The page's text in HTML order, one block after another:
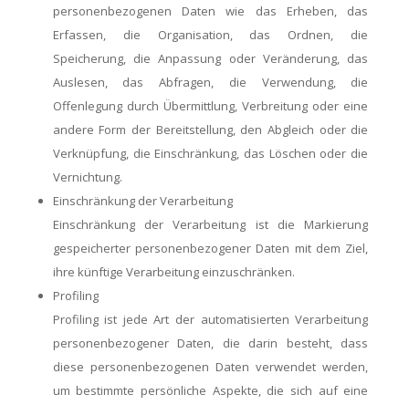
personenbezogenen Daten wie das Erheben, das
Erfassen, die Organisation, das Ordnen, die
Speicherung, die Anpassung oder Veränderung, das
Auslesen, das Abfragen, die Verwendung, die
Offenlegung durch Übermittlung, Verbreitung oder eine
andere Form der Bereitstellung, den Abgleich oder die
Verknüpfung, die Einschränkung, das Löschen oder die
Vernichtung.
Einschränkung der Verarbeitung
Einschränkung der Verarbeitung ist die Markierung
gespeicherter personenbezogener Daten mit dem Ziel,
ihre künftige Verarbeitung einzuschränken.
Profiling
Profiling ist jede Art der automatisierten Verarbeitung
personenbezogener Daten, die darin besteht, dass
diese personenbezogenen Daten verwendet werden,
um bestimmte persönliche Aspekte, die sich auf eine